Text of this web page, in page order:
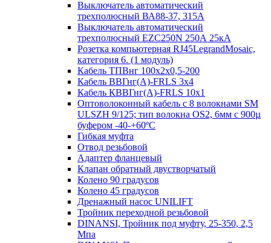
Выключатель автоматический
трехполюсный ВА88-37, 315А
Выключатель автоматический
трехполюсный EZC250N 250А 25кА
Розетка компьютерная RJ45LegrandMosaic,
категория 6. (1 модуль)
Кабель ТПВнг 100х2х0,5-200
Кабель ВВГнг(А)-FRLS 3х4
Кабель КВВГнг(А)-FRLS 10х1
Оптоволоконный кабель с 8 волокнами SM
ULSZH 9/125; тип волокна OS2, 6мм с 900µ
буфером -40-+60ºC
Гибкая муфта
Отвод резьбовой
Адаптер фланцевый
Клапан обратный двустворчатый
Колено 90 градусов
Колено 45 градусов
Дренажный насос UNILIFT
Тройник переходной резьбовой
DINANSI, Тройник под муфту, 25-350, 2,5
Мпа